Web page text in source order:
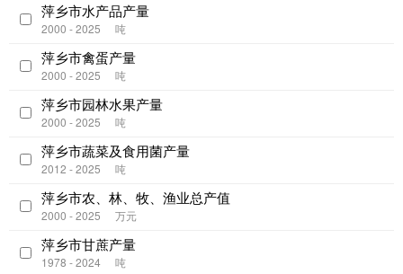
萍乡市水产品产量
2000 - 2025 吨
萍乡市禽蛋产量
2000 - 2025 吨
萍乡市园林水果产量
2000 - 2025 吨
萍乡市蔬菜及食用菌产量
2012 - 2025 吨
萍乡市农、林、牧、渔业总产值
2000 - 2025 万元
萍乡市甘蔗产量
1978 - 2024 吨